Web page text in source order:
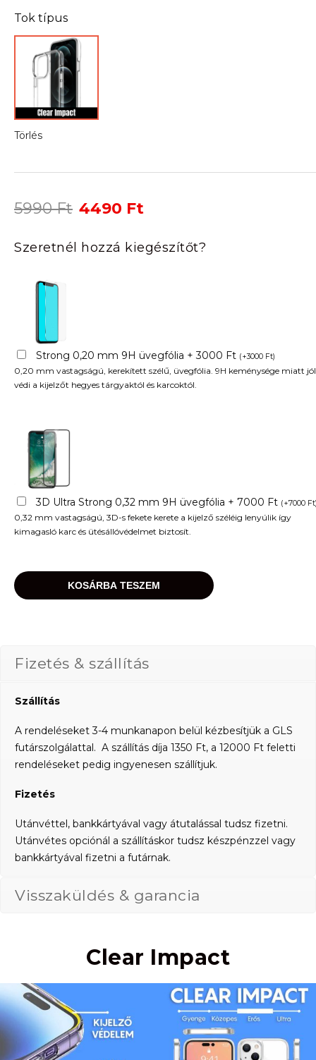
Tok típus
Törlés
5990Ft Original
was:
5990 Ft.
4490 Ft
is:
4490 Ft.
Szeretnél hozzá kiegészítőt?
Strong 0,20 mm 9H üvegfólia + 3000 Ft (+3000 Ft)
0,20 mm vastagságú, kerekített szélű, üvegfólia. 9H keménysége miatt jól
védi a kijelzőt hegyes tárgyaktól és karcoktól.
3D Ultra Strong 0,32 mm 9H üvegfólia + 7000 Ft (+7000 Ft
0,32 mm vastagságú, 3D-s fekete kerete a kijelző széléig lenyúlik így
kimagasló karc és ütésállóvédelmet biztosít.
KOSÁRBA TESZEM
Fizetés & szállítás
Szállítás
A rendeléseket 3-4 munkanapon belül kézbesítjük a GLS
futárszolgálattal. A szállítás díja 1350 Ft, a 12000 Ft feletti
rendeléseket pedig ingyenesen szállítjuk.
Fizetés
Utánvéttel, bankkártyával vagy átutalással tudsz fizetni.
Utánvétes opciónál a szállításkor tudsz készpénzzel vagy
bankkártyával fizetni a futárnak.
Visszaküldés & garancia
Clear Impact